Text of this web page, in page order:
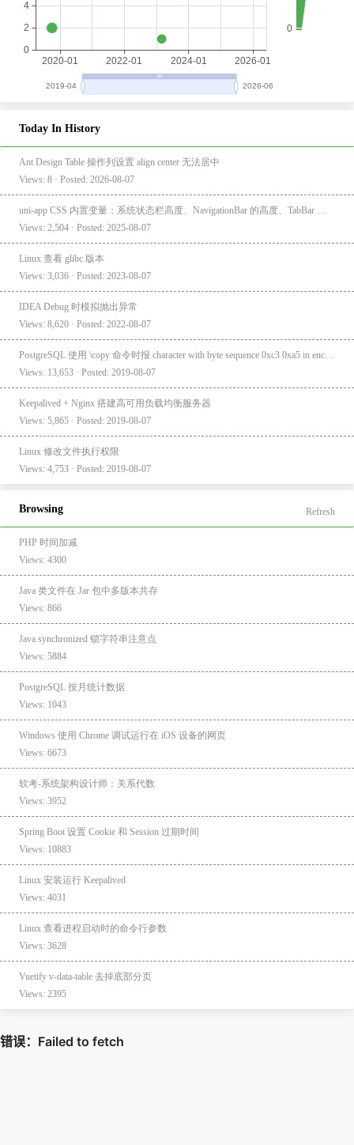
Today In History
Ant Design Table 操作列设置 align center 无法居中
Views: 8 · Posted: 2026-08-07
Views: 2,504 · Posted: 2025-08-07
Linux 查看 glibc 版本
Views: 3,036 · Posted: 2023-08-07
IDEA Debug 时模拟抛出异常
Views: 8,620 · Posted: 2022-08-07
Views: 13,653 · Posted: 2019-08-07
Keepalived + Nginx 搭建高可用负载均衡服务器
Views: 5,865 · Posted: 2019-08-07
Linux 修改文件执行权限
Views: 4,753 · Posted: 2019-08-07
Browsing Refresh
PHP 时间加减
Views: 4300
Java 类文件在 Jar 包中多版本共存
Views: 866
Java synchronized 锁字符串注意点
Views: 5884
PostgreSQL 按月统计数据
Views: 1043
Windows 使用 Chrome 调试运行在 iOS 设备的网页
Views: 6673
软考-系统架构设计师：关系代数
Views: 3952
Spring Boot 设置 Cookie 和 Session 过期时间
Views: 10883
Linux 安装运行 Keepalived
Views: 4031
Linux 查看进程启动时的命令行参数
Views: 3628
Vuetify v-data-table 去掉底部分页
Views: 2395